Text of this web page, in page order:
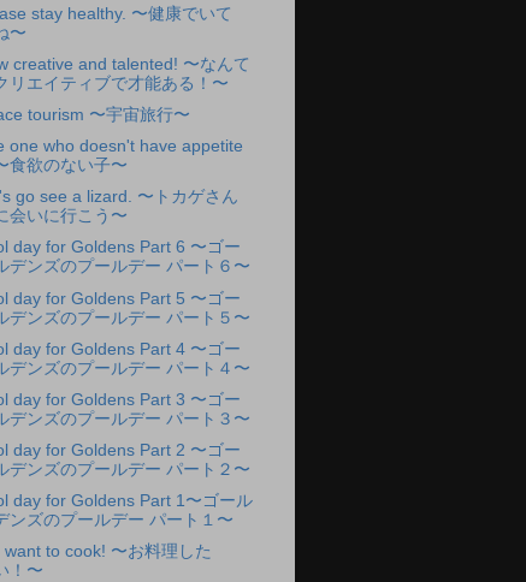
stay healthy. 〜健康でいて
〜
creative and talented! 〜なんて
リエイティブで才能ある！〜
tourism 〜宇宙旅行〜
one who doesn't have appetite
食欲のない子〜
go see a lizard. 〜トカゲさん
会いに行こう〜
day for Goldens Part 6 〜ゴー
デンズのプールデー パート６〜
day for Goldens Part 5 〜ゴー
デンズのプールデー パート５〜
day for Goldens Part 4 〜ゴー
デンズのプールデー パート４〜
day for Goldens Part 3 〜ゴー
デンズのプールデー パート３〜
day for Goldens Part 2 〜ゴー
デンズのプールデー パート２〜
day for Goldens Part 1〜ゴール
ンズのプールデー パート１〜
want to cook! 〜お料理した
！〜